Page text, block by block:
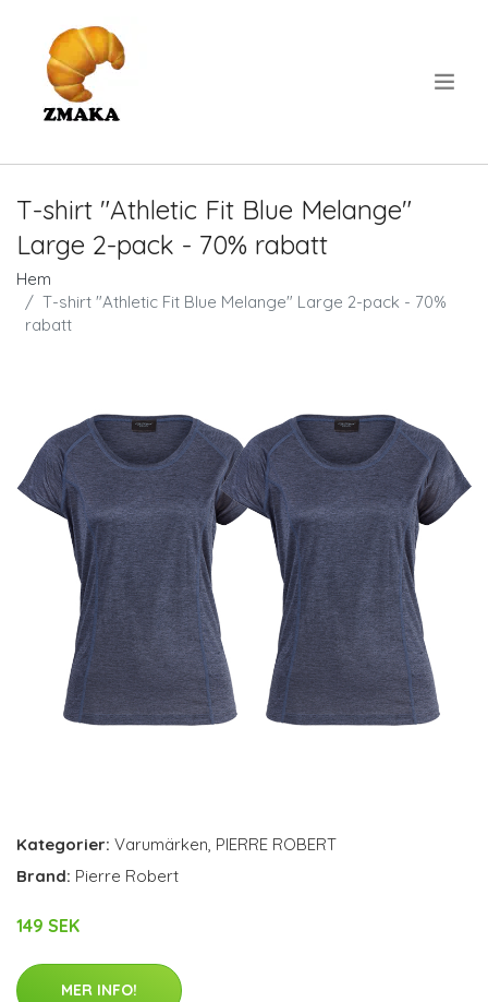
T-shirt "Athletic Fit Blue Melange"
Large 2-pack - 70% rabatt
Hem
T-shirt "Athletic Fit Blue Melange" Large 2-pack - 70%
rabatt
Kategorier: Varumärken, PIERRE ROBERT
Brand: Pierre Robert
149 SEK
MER INFO!